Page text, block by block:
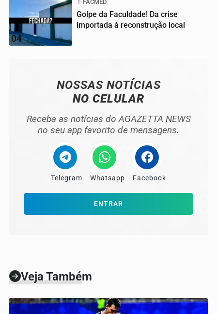
04
FACMED
Golpe da Faculdade! Da crise
importada à reconstrução local
NOSSAS NOTÍCIAS
NO CELULAR
Receba as notícias do AGAZETTA NEWS
no seu app favorito de mensagens.
Telegram Whatsapp Facebook
ENTRAR
Veja Também